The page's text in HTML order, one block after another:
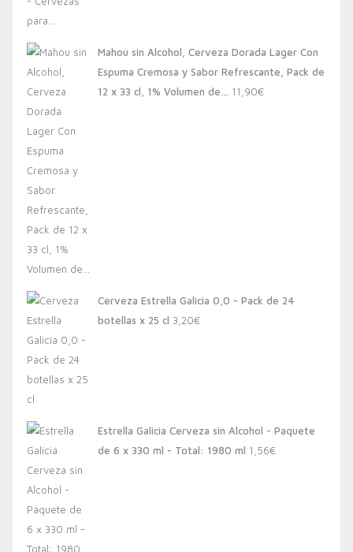
Mahou sin Alcohol, Cerveza Dorada Lager Con
Espuma Cremosa y Sabor Refrescante, Pack de
12 x 33 cl, 1% Volumen de… 11,90€
Cerveza Estrella Galicia 0,0 - Pack de 24
botellas x 25 cl 3,20€
Estrella Galicia Cerveza sin Alcohol - Paquete
de 6 x 330 ml - Total: 1980 ml 1,56€